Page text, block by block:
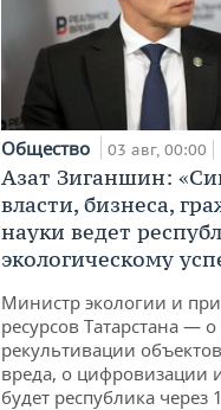
Общество 03 авг, 00:00
Азат Зиганшин:
власти, бизнеса,
науки ведет
экологическому
Министр экологии и
ресурсов Татарстана — о
рекультивации
вреда, о цифровизации
будет республика через